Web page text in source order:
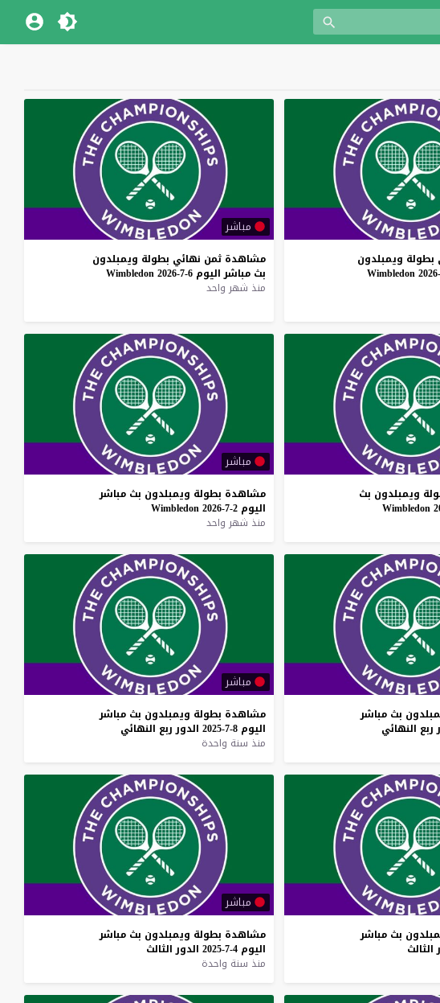
بطولة ويمبلدون
Wimbledon
مباشر
مشاهدة ثمن نهائي بطولة ويمبلدون
بث مباشر اليوم 6-7-2026
Wimbledon
منذ شهر واحد
ويمبلدون بث
Wimbledon
مباشر
مشاهدة بطولة ويمبلدون بث مباشر
اليوم 2-7-2026
Wimbledon
منذ شهر واحد
بث مباشر
ربع النهائي
مباشر
مشاهدة بطولة ويمبلدون بث مباشر
اليوم 8-7-2025 الدور ربع النهائي
منذ سنة واحدة
بث مباشر
الثالث
مباشر
مشاهدة بطولة ويمبلدون بث مباشر
اليوم 4-7-2025 الدور الثالث
منذ سنة واحدة